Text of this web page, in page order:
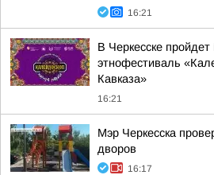
16:21
В Черкесске
этнофестиваль
Кавказа»
16:21
Мэр Черкесска
дворов
16:17